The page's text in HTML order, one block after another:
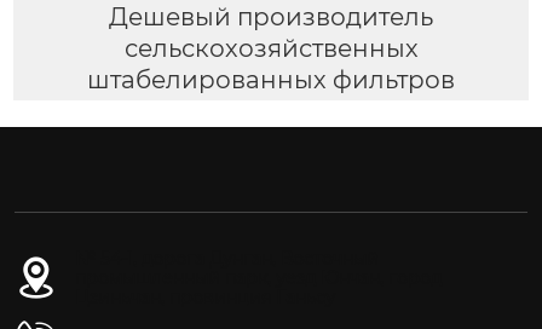
Дешевый производитель
сельскохозяйственных
штабелированных фильтров